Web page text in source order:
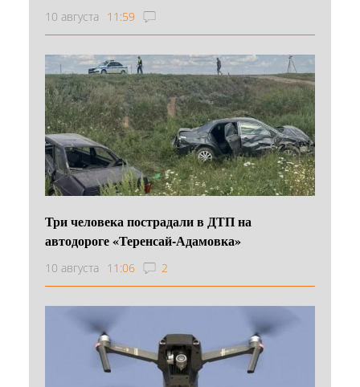
10 августа 11:59
Три человека пострадали в ДТП на
автодороге «Теренсай-Адамовка»
10 августа 11:06 2